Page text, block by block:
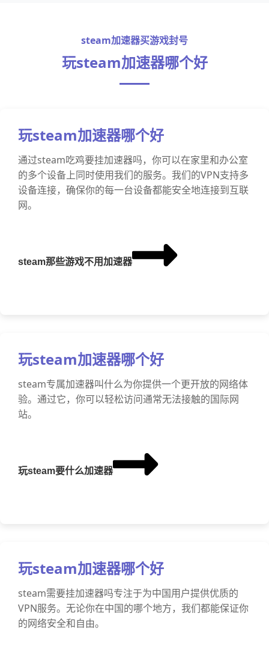
steam加速器买游戏封号
玩steam加速器哪个好
玩steam加速器哪个好
通过steam吃鸡要挂加速器吗，你可以在家里和办公室
的多个设备上同时使用我们的服务。我们的VPN支持多
设备连接，确保你的每一台设备都能安全地连接到互联
网。
steam那些游戏不用加速器
玩steam加速器哪个好
steam专属加速器叫什么为你提供一个更开放的网络体
验。通过它，你可以轻松访问通常无法接触的国际网
站。
玩steam要什么加速器
玩steam加速器哪个好
steam需要挂加速器吗专注于为中国用户提供优质的
VPN服务。无论你在中国的哪个地方，我们都能保证你
的网络安全和自由。